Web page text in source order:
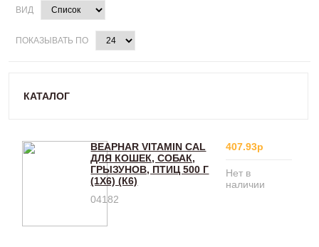
ВИД
ПОКАЗЫВАТЬ ПО
КАТАЛОГ
BEAPHAR VITAMIN CAL
ДЛЯ КОШЕК, СОБАК,
ГРЫЗУНОВ, ПТИЦ 500 Г
(1Х6) (К6)
04182
407.93р
Нет в
наличии